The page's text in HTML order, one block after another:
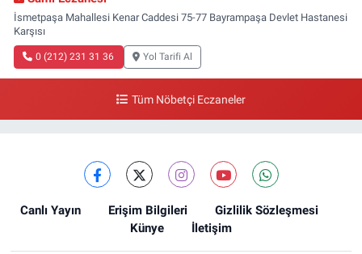
İsmetpaşa Mahallesi Kenar Caddesi 75-77 Bayrampaşa Devlet Hastanesi
Karşısı
0 (212) 231 31 36 Yol Tarifi Al
Tüm Nöbetçi Eczaneler
Canlı Yayın Erişim Bilgileri
Gizlilik Sözleşmesi
Künye
İletişim